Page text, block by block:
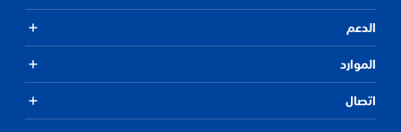
الدعم
الموارد
اتصال